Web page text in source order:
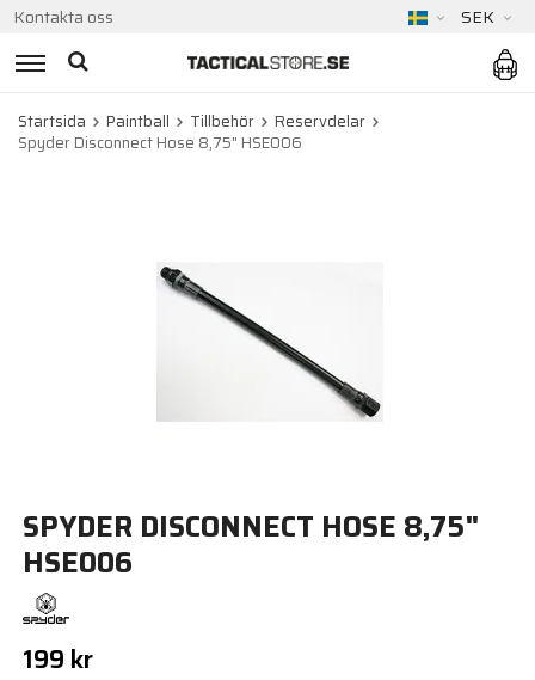
Kontakta oss SEK
Startsida Paintball Tillbehör
Reservdelar
Spyder Disconnect Hose 8,75" HSE006
SPYDER DISCONNECT HOSE 8,75"
HSE006
199 kr